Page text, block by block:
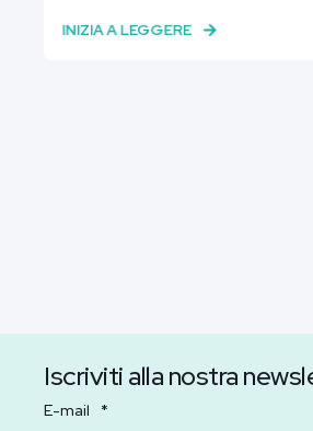
INIZIA A LEGGERE
Iscriviti alla nostra
E-mail *